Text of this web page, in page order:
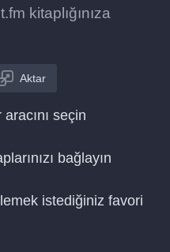
kitaplığınıza
Aktar
seçin
bağlayın
istediğiniz favori